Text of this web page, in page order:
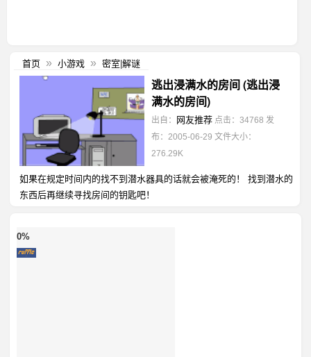
首页 » 小游戏 » 密室|解谜
逃出浸满水的房间 (逃出浸
满水的房间)
出自： 网友推荐 点击：34768 发
布：2005-06-29 文件大小：
276.29K
如果在规定时间内的找不到潜水器具的话就会被淹死的！ 找到潜水的
东西后再继续寻找房间的钥匙吧！
0%